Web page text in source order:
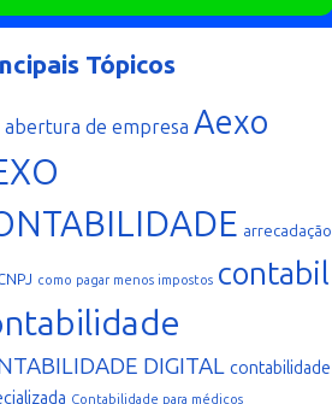
Tópicos
abertura de empresa Aexo
arrecadação
como pagar menos impostos contabil
DIGITAL contabilidade
Contabilidade para médicos